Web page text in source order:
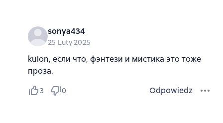
sonya434
25 Luty 2025
kulon, если что, фэнтези и мистика это тоже
проза.
3 0 Odpowiedz